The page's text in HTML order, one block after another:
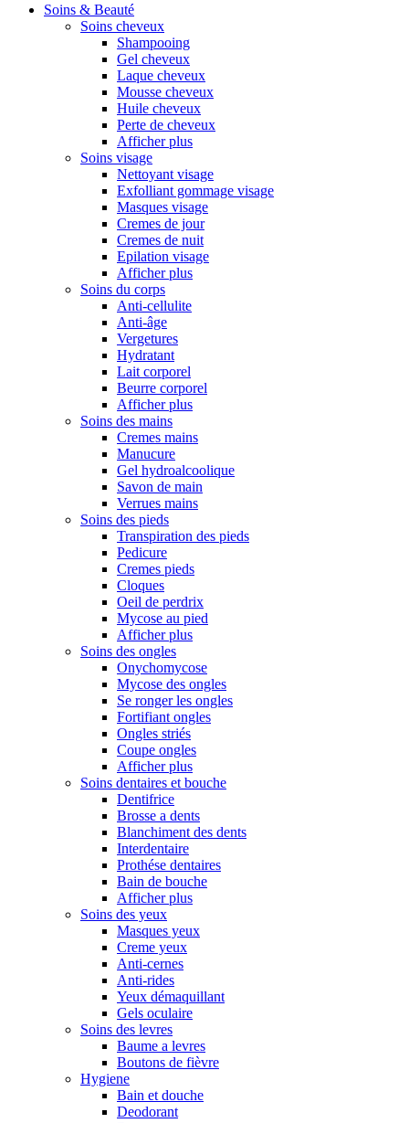
Soins & Beauté
Soins cheveux
Shampooing
Gel cheveux
Laque cheveux
Mousse cheveux
Huile cheveux
Perte de cheveux
Afficher plus
Soins visage
Nettoyant visage
Exfolliant gommage visage
Masques visage
Cremes de jour
Cremes de nuit
Epilation visage
Afficher plus
Soins du corps
Anti-cellulite
Anti-âge
Vergetures
Hydratant
Lait corporel
Beurre corporel
Afficher plus
Soins des mains
Cremes mains
Manucure
Gel hydroalcoolique
Savon de main
Verrues mains
Soins des pieds
Transpiration des pieds
Pedicure
Cremes pieds
Cloques
Oeil de perdrix
Mycose au pied
Afficher plus
Soins des ongles
Onychomycose
Mycose des ongles
Se ronger les ongles
Fortifiant ongles
Ongles striés
Coupe ongles
Afficher plus
Soins dentaires et bouche
Dentifrice
Brosse a dents
Blanchiment des dents
Interdentaire
Prothése dentaires
Bain de bouche
Afficher plus
Soins des yeux
Masques yeux
Creme yeux
Anti-cernes
Anti-rides
Yeux démaquillant
Gels oculaire
Soins des levres
Baume a levres
Boutons de fièvre
Hygiene
Bain et douche
Deodorant